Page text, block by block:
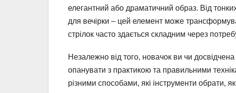
елегантний або драматичний образ. Від
для вечірки – цей елемент може
стрілок часто здається складним через
Незалежно від того, новачок ви чи
опанувати з практикою та правильними
різними способами, які інструменти обрати,